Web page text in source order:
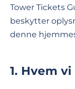
Tower Tickets
beskytter
denne
1. Hvem vi